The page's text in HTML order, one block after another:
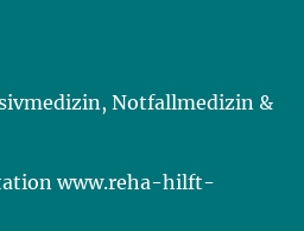
Notfallmedizin &
www.reha-hilft-